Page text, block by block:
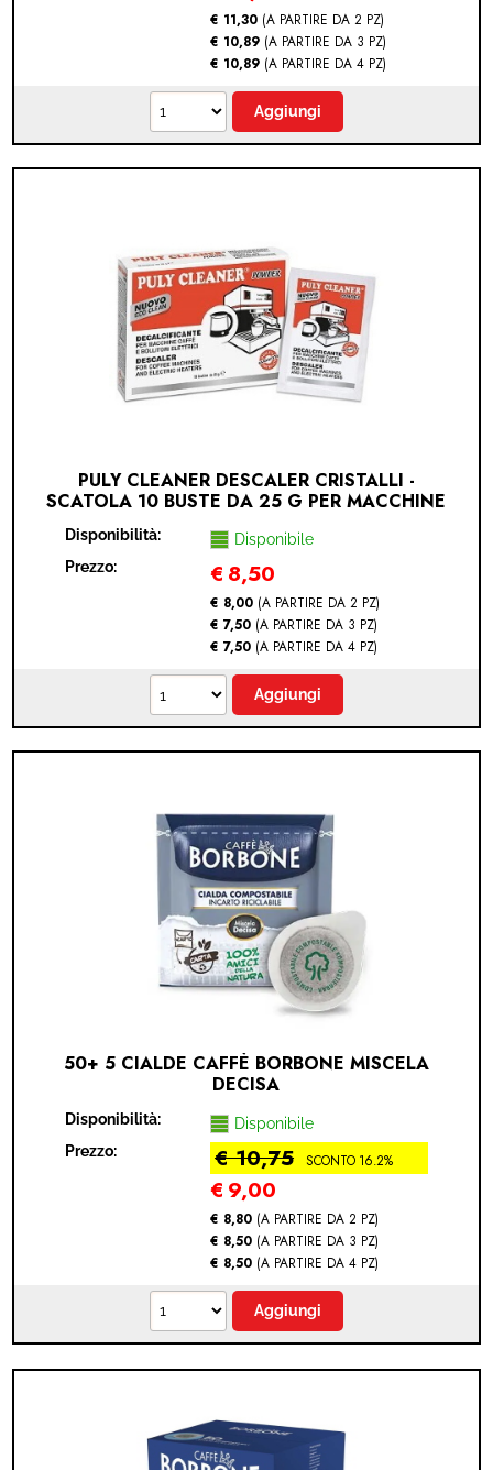
€ 11,30 (A PARTIRE DA 2 PZ)
€ 10,89 (A PARTIRE DA 3 PZ)
€ 10,89 (A PARTIRE DA 4 PZ)
PULY CLEANER DESCALER CRISTALLI -
SCATOLA 10 BUSTE DA 25 G PER MACCHINE
Disponibilità:
Disponibile
Prezzo:
€ 8,50
€ 8,00 (A PARTIRE DA 2 PZ)
€ 7,50 (A PARTIRE DA 3 PZ)
€ 7,50 (A PARTIRE DA 4 PZ)
50+ 5 CIALDE CAFFÈ BORBONE MISCELA
DECISA
Disponibilità:
Disponibile
Prezzo:
€ 10,75 SCONTO 16.2%
€ 9,00
€ 8,80 (A PARTIRE DA 2 PZ)
€ 8,50 (A PARTIRE DA 3 PZ)
€ 8,50 (A PARTIRE DA 4 PZ)